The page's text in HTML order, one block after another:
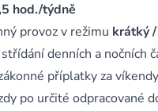
hod./týdně
provoz v režimu krátký
denních a nočních
příplatky za
po určité odpracované